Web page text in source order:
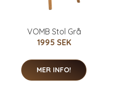
VOMB Stol Grå
1995 SEK
MER INFO!